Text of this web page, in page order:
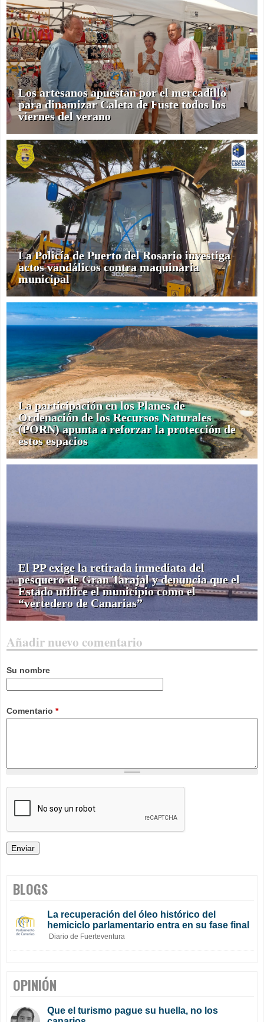
Los artesanos apuestan por el mercadillo
para dinamizar Caleta de Fuste todos los
viernes del verano
La Policía de Puerto del Rosario investiga
actos vandálicos contra maquinaria
municipal
La participación en los Planes de
Ordenación de los Recursos Naturales
(PORN) apunta a reforzar la protección de
estos espacios
El PP exige la retirada inmediata del
pesquero de Gran Tarajal y denuncia que el
Estado utilice el municipio como el
“vertedero de Canarias”
Añadir nuevo comentario
Su nombre
Comentario *
BLOGS
La recuperación del óleo histórico del
hemiciclo parlamentario entra en su fase final
Diario de Fuerteventura
OPINIÓN
Que el turismo pague su huella, no los